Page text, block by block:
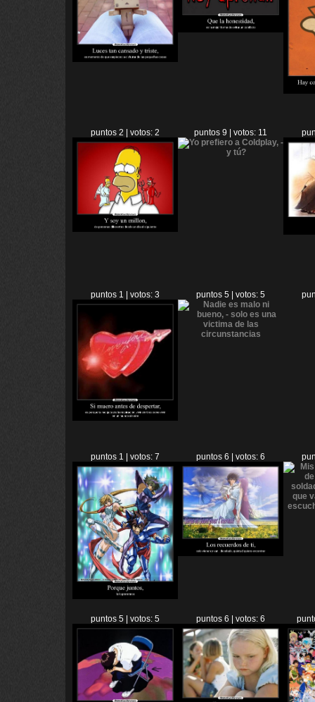
puntos 2 | votos: 2 puntos 9 | votos: 11
puntos 1 | votos: 3 puntos 5 | votos: 5
puntos 1 | votos: 7 puntos 6 | votos: 6
puntos 5 | votos: 5 puntos 6 | votos: 6